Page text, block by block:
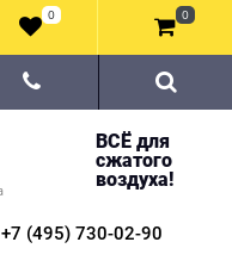
ВСЁ для
сжатого
воздуха!
+7 (495) 730-02-90
0 0